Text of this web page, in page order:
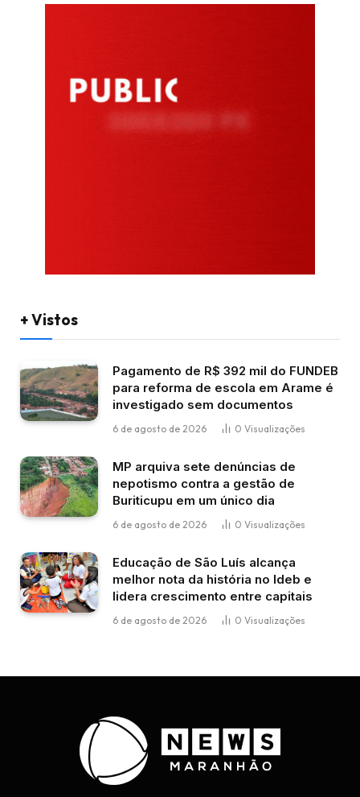
+ Vistos
Pagamento de R$ 392 mil do FUNDEB
para reforma de escola em Arame é
investigado sem documentos
6 de agosto de 2026 0 Visualizações
MP arquiva sete denúncias de
nepotismo contra a gestão de
Buriticupu em um único dia
6 de agosto de 2026 0 Visualizações
Educação de São Luís alcança
melhor nota da história no Ideb e
lidera crescimento entre capitais
6 de agosto de 2026 0 Visualizações